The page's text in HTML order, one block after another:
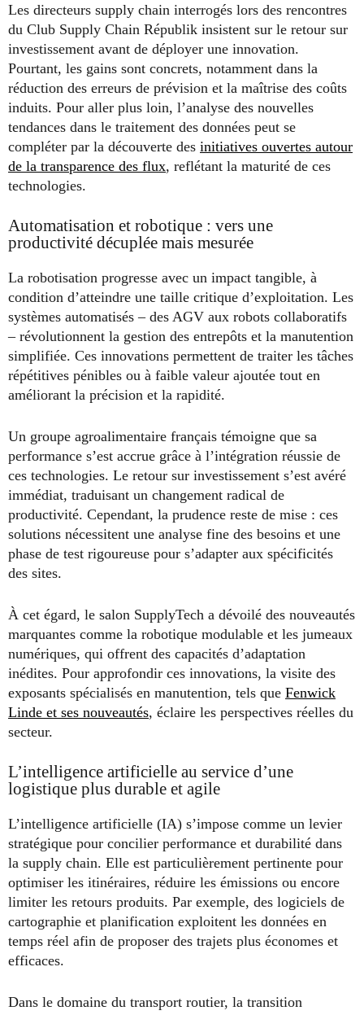
Les directeurs supply chain interrogés lors des rencontres
du Club Supply Chain Républik insistent sur le retour sur
investissement avant de déployer une innovation.
Pourtant, les gains sont concrets, notamment dans la
réduction des erreurs de prévision et la maîtrise des coûts
induits. Pour aller plus loin, l’analyse des nouvelles
tendances dans le traitement des données peut se
compléter par la découverte des initiatives ouvertes autour
de la transparence des flux, reflétant la maturité de ces
technologies.
Automatisation et robotique : vers une
productivité décuplée mais mesurée
La robotisation progresse avec un impact tangible, à
condition d’atteindre une taille critique d’exploitation. Les
systèmes automatisés – des AGV aux robots collaboratifs
– révolutionnent la gestion des entrepôts et la manutention
simplifiée. Ces innovations permettent de traiter les tâches
répétitives pénibles ou à faible valeur ajoutée tout en
améliorant la précision et la rapidité.
Un groupe agroalimentaire français témoigne que sa
performance s’est accrue grâce à l’intégration réussie de
ces technologies. Le retour sur investissement s’est avéré
immédiat, traduisant un changement radical de
productivité. Cependant, la prudence reste de mise : ces
solutions nécessitent une analyse fine des besoins et une
phase de test rigoureuse pour s’adapter aux spécificités
des sites.
À cet égard, le salon SupplyTech a dévoilé des nouveautés
marquantes comme la robotique modulable et les jumeaux
numériques, qui offrent des capacités d’adaptation
inédites. Pour approfondir ces innovations, la visite des
exposants spécialisés en manutention, tels que Fenwick
Linde et ses nouveautés, éclaire les perspectives réelles du
secteur.
L’intelligence artificielle au service d’une
logistique plus durable et agile
L’intelligence artificielle (IA) s’impose comme un levier
stratégique pour concilier performance et durabilité dans
la supply chain. Elle est particulièrement pertinente pour
optimiser les itinéraires, réduire les émissions ou encore
limiter les retours produits. Par exemple, des logiciels de
cartographie et planification exploitent les données en
temps réel afin de proposer des trajets plus économes et
efficaces.
Dans le domaine du transport routier, la transition